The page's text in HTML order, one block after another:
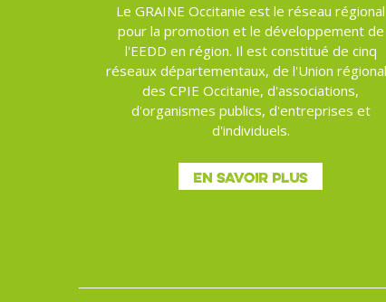
Le GRAINE Occitanie est le réseau régional
pour la promotion et le développement de
l'EEDD en région. Il est constitué de cinq
réseaux départementaux, de l'Union
des CPIE Occitanie, d'associations,
d'organismes publics, d'entreprises et
d'individuels.
EN SAVOIR PLUS